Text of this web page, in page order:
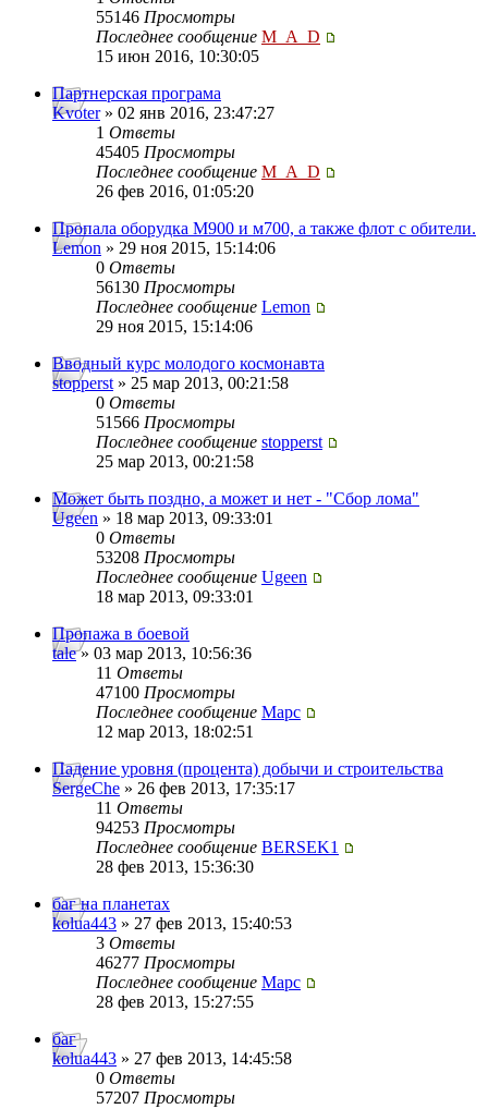
55146 Просмотры
Последнее сообщение M_A_D
15 июн 2016, 10:30:05
Партнерская програма
Kvoter» 02 янв 2016, 23:47:27
1 Ответы
45405 Просмотры
Последнее сообщение M_A_D
26 фев 2016, 01:05:20
Пропала оборудка М900 и м700, а также флот с обители.
Lemon » 29 ноя 2015, 15:14:06
0 Ответы
56130 Просмотры
Последнее сообщение Lemon
29 ноя 2015, 15:14:06
Вводный курс молодого космонавта
stopperst » 25 мар 2013, 00:21:58
0 Ответы
51566 Просмотры
Последнее сообщение stopperst
25 мар 2013, 00:21:58
Может быть поздно, а может и нет - "Сбор лома"
Ugeen » 18 мар 2013, 09:33:01
0 Ответы
53208 Просмотры
Последнее сообщение Ugeen
18 мар 2013, 09:33:01
Пропажа в боевой
tale» 03 мар 2013, 10:56:36
11 Ответы
47100 Просмотры
Последнее сообщение Mapc
12 мар 2013, 18:02:51
Падение уровня (процента) добычи и строительства
SergeChe » 26 фев 2013, 17:35:17
11 Ответы
94253 Просмотры
Последнее сообщение BERSEK1
28 фев 2013, 15:36:30
баг на планетах
kolua443 » 27 фев 2013, 15:40:53
3 Ответы
46277 Просмотры
Последнее сообщение Mapc
28 фев 2013, 15:27:55
баг
kolua443 » 27 фев 2013, 14:45:58
0 Ответы
57207 Просмотры